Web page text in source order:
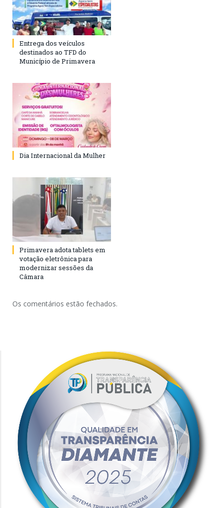
Entrega dos veículos
destinados ao TFD do
Município de Primavera
Dia Internacional da Mulher
Primavera adota tablets em
votação eletrônica para
modernizar sessões da
Câmara
Os comentários estão fechados.